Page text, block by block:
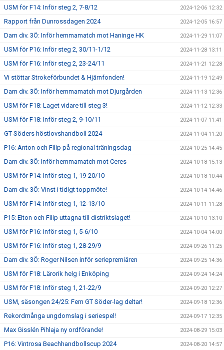
USM för F14: Inför steg 2, 7-8/12 2024-12-06 12:32
Rapport från Dunrossdagen 2024 2024-12-05 16:57
Dam div. 3Ö: Inför hemmamatch mot Haninge HK 2024-11-29 11:07
USM för P16: Inför steg 2, 30/11-1/12 2024-11-28 13:11
USM för F16: Inför steg 2, 23-24/11 2024-11-21 12:28
Vi stöttar Strokeförbundet & Hjärnfonden! 2024-11-19 12:49
Dam div. 3Ö: Inför hemmamatch mot Djurgården 2024-11-13 12:36
USM för F18: Laget vidare till steg 3! 2024-11-12 12:33
USM för F18: Inför steg 2, 9-10/11 2024-11-07 11:41
GT Söders höstlovshandboll 2024 2024-11-04 11:20
P16: Anton och Filip på regional träningsdag 2024-10-25 14:45
Dam div. 3Ö: Inför hemmamatch mot Ceres 2024-10-18 15:13
USM för P14: Inför steg 1, 19-20/10 2024-10-18 10:44
Dam div. 3Ö: Vinst i tidigt toppmöte! 2024-10-14 14:46
USM för F14: Inför steg 1, 12-13/10 2024-10-11 11:28
P15: Elton och Filip uttagna till distriktslaget! 2024-10-10 13:10
USM för P16: Inför steg 1, 5-6/10 2024-10-04 14:00
USM för F16: Inför steg 1, 28-29/9 2024-09-26 11:25
Dam div. 3Ö: Roger Nilsen inför seriepremiären 2024-09-25 14:36
USM för F18: Lärorik helg i Enköping 2024-09-24 14:24
USM för F18: Inför steg 1, 21-22/9 2024-09-20 12:27
USM, säsongen 24/25: Fem GT Söder-lag deltar! 2024-09-18 12:36
Rekordmånga ungdomslag i seriespel! 2024-09-17 12:35
Max Gisslén Pihlaja ny ordförande! 2024-08-29 15:03
P16: Vintrosa Beachhandbollscup 2024 2024-08-20 14:57